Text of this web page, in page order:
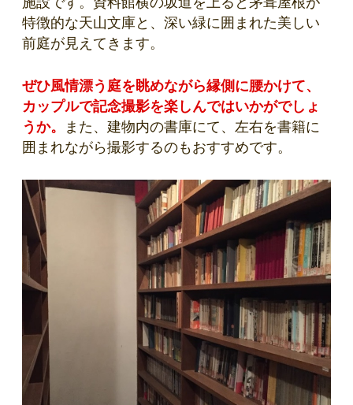
特徴的な天山文庫と、深い緑に囲まれた美しい
前庭が見えてきます。
ぜひ風情漂う庭を眺めながら縁側に腰かけて、
カップルで記念撮影を楽しんではいかがでしょ
うか。
また、建物内の書庫にて、左右を書籍に
囲まれながら撮影するのもおすすめです。